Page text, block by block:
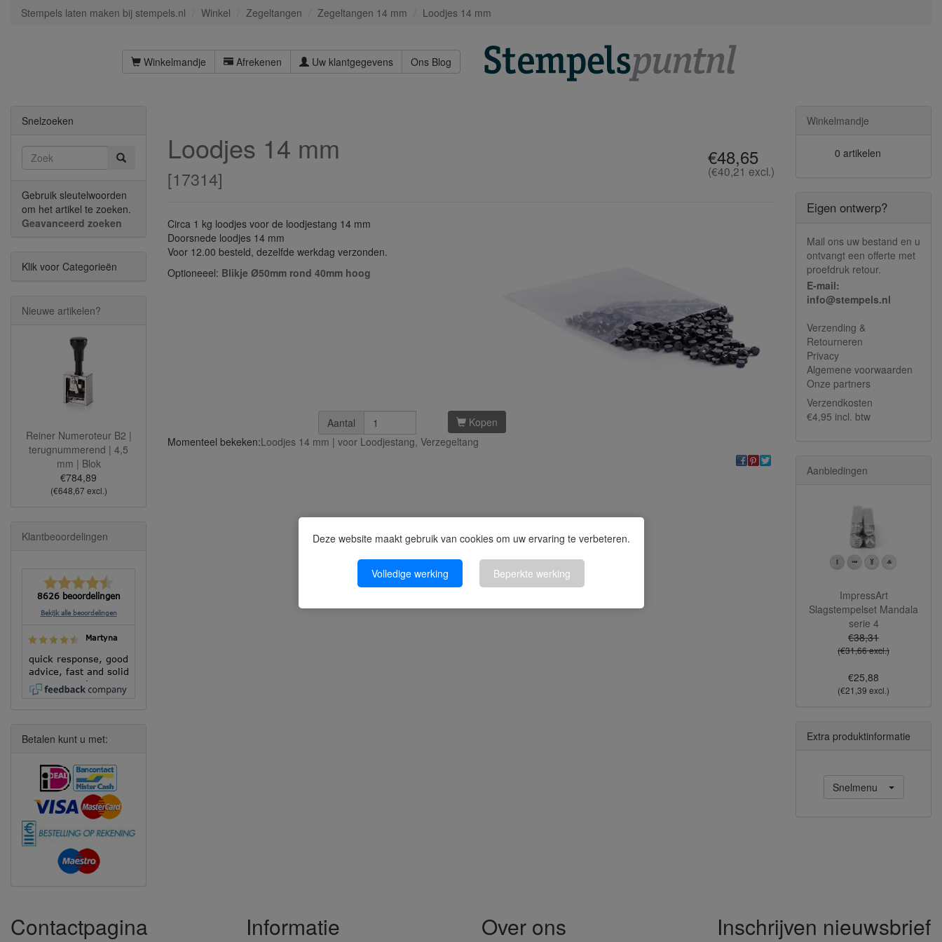
Deze website maakt gebruik van cookies om uw ervaring te verbeteren.
Volledige werking Beperkte werking
Stempels laten maken bij stempels.nl Winkel Zegeltangen Zegeltangen 14 mm Loodjes 14 mm
Winkelmandje Afrekenen Uw klantgegevens Ons Blog
€48,65
(€40,21 excl.)
Loodjes 14 mm
[17314]
Circa 1 kg loodjes voor de loodjestang 14 mm
Doorsnede loodjes 14 mm
Voor 12.00 besteld, dezelfde werkdag verzonden.
Optioneeel: Blikje Ø50mm rond 40mm hoog
Aantal
Kopen
Momenteel bekeken:Loodjes 14 mm | voor Loodjestang, Verzegeltang
Snelzoeken
Gebruik sleutelwoorden
om het artikel te zoeken.
Geavanceerd zoeken
Klik voor Categorieën
Nieuwe artikelen?
Reiner Numeroteur B2 |
terugnummerend | 4,5
mm | Blok
€784,89
(€648,67 excl.)
Klantbeoordelingen
8626 beoordelingen
Bekijk alle beoordelingen
Martyna
quick response, good
advice, fast and solid
execution!
Betalen kunt u met:
Winkelmandje
0 artikelen
Eigen ontwerp?
Mail ons uw bestand en u
ontvangt een offerte met
proefdruk retour.
E-mail:
info@stempels.nl
Verzending &
Retourneren
Privacy
Algemene voorwaarden
Onze partners
Verzendkosten
€4,95 incl. btw
Aanbiedingen
ImpressArt
Slagstempelset Mandala
serie 4
€38,31
(€31,66 excl.)
€25,88
(€21,39 excl.)
Extra produktinformatie
Snelmenu
Contactpagina Informatie Over ons Inschrijven nieuwsbrief